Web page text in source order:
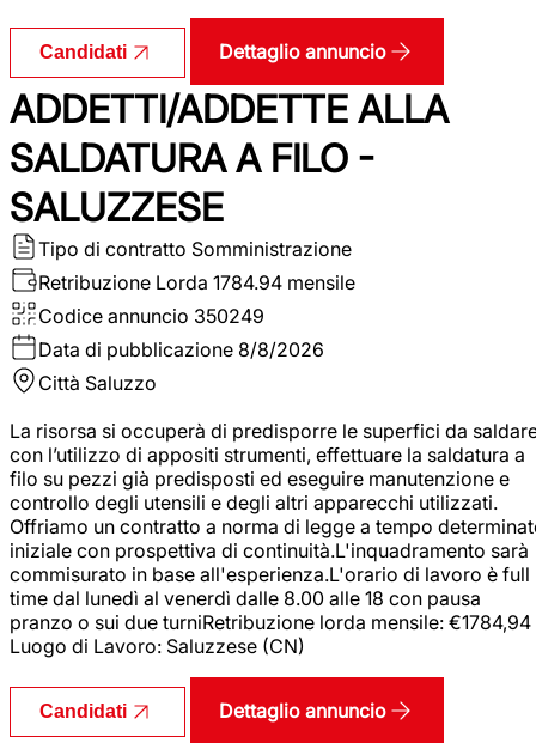
Candidati Dettaglio annuncio
ADDETTI/ADDETTE ALLA
SALDATURA A FILO -
SALUZZESE
Tipo di contratto Somministrazione
Retribuzione Lorda 1784.94 mensile
Codice annuncio 350249
Data di pubblicazione 8/8/2026
Città Saluzzo
La risorsa si occuperà di predisporre le superfici da
con l’utilizzo di appositi strumenti, effettuare la saldatura a
filo su pezzi già predisposti ed eseguire manutenzione e
controllo degli utensili e degli altri apparecchi utilizzati.
Offriamo un contratto a norma di legge a tempo
iniziale con prospettiva di continuità.L'inquadramento sarà
commisurato in base all'esperienza.L'orario di lavoro è full
time dal lunedì al venerdì dalle 8.00 alle 18 con pausa
pranzo o sui due turniRetribuzione lorda mensile: €1784,94
Luogo di Lavoro: Saluzzese (CN)
Candidati Dettaglio annuncio